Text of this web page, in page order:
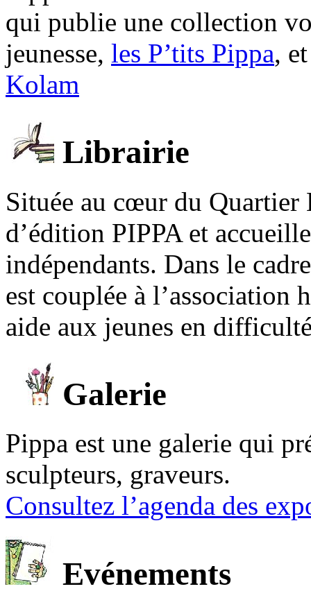
qui publie une collection
jeunesse, les P’tits Pippa,
Kolam
Librairie
Située au cœur du Quartier
d’édition PIPPA et
indépendants. Dans le
est couplée à l’association
aide aux jeunes en
Galerie
Pippa est une galerie qui
sculpteurs, graveurs.
Consultez l’agenda des
Evénements